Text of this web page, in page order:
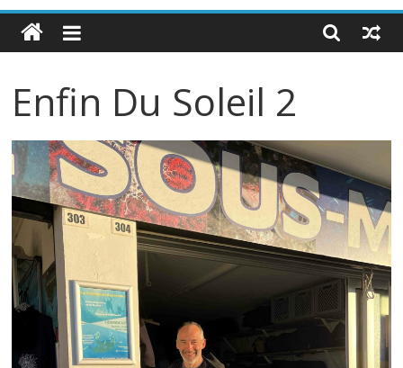
Enfin Du Soleil 2